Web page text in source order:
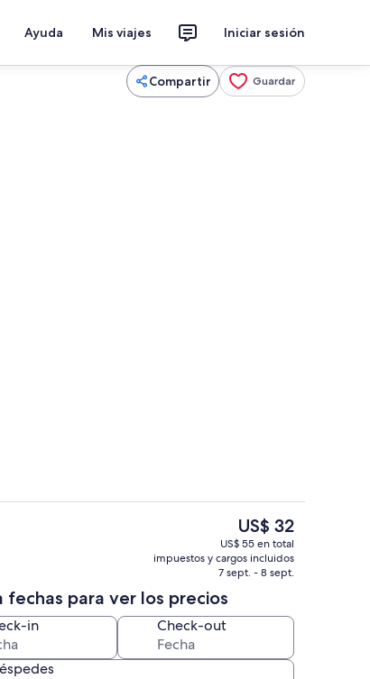
Ayuda Mis viajes Iniciar sesión
Compartir Guardar
Una playa cerca, sillas reclinables de
El
precio
actual
es
US$ 32
US$ 55 en total
impuestos y cargos incluidos
7 sept. - 8 sept.
fechas para ver los precios
in Check-out